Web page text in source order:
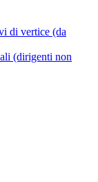
di vertice (da
(dirigenti non